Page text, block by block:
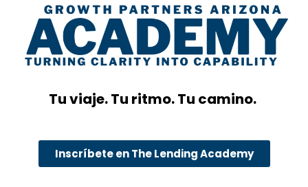
Tu viaje. Tu ritmo. Tu camino.
Inscríbete en The Lending Academy